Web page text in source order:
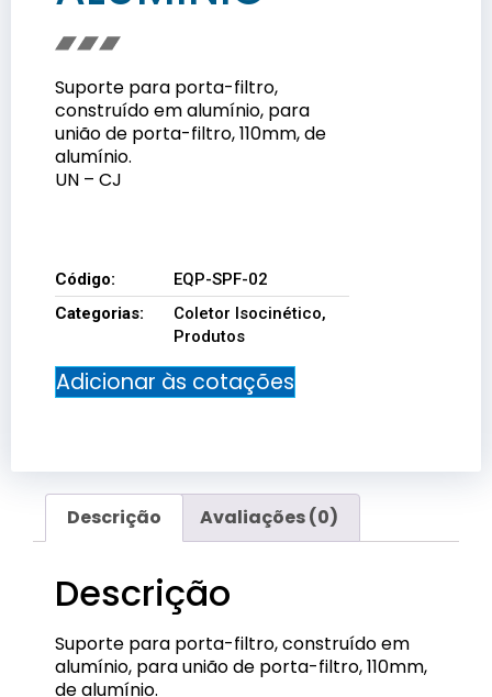
Suporte para porta-filtro,
construído em alumínio, para
união de porta-filtro, 110mm, de
alumínio.
UN – CJ
Código:
EQP-SPF-02
Categorias:
Coletor Isocinético,
Produtos
Adicionar às cotações
Descrição Avaliações (0)
Descrição
Suporte para porta-filtro, construído em
alumínio, para união de porta-filtro, 110mm,
de alumínio.